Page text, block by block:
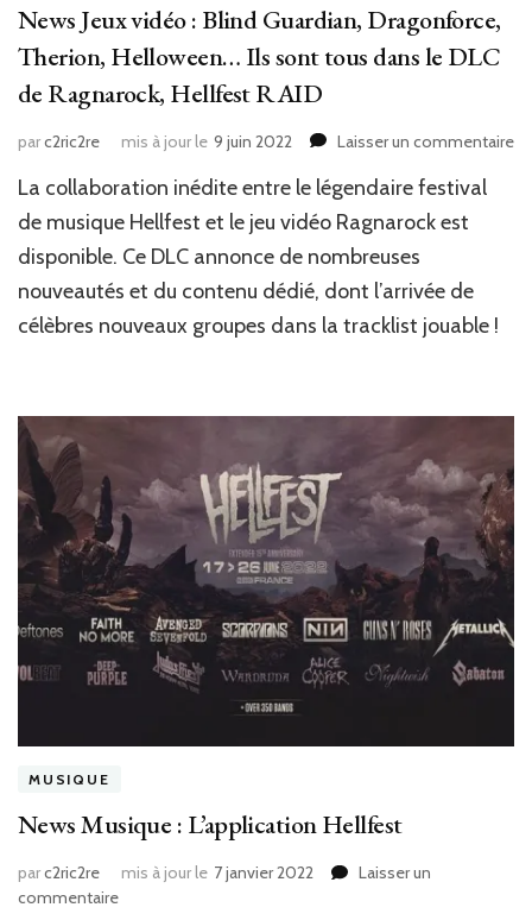
News Jeux vidéo : Blind Guardian, Dragonforce,
Therion, Helloween… Ils sont tous dans le DLC
de Ragnarock, Hellfest RAID
parc2ric2re mis à jour le 9 juin 2022 Laisser un commentaire
le
La collaboration inédite entre le légendaire festival
de musique Hellfest et le jeu vidéo Ragnarock est
disponible. Ce DLC annonce de nombreuses
nouveautés et du contenu dédié, dont l’arrivée de
célèbres nouveaux groupes dans la tracklist jouable !
MUSIQUE
News Musique : L’application Hellfest
parc2ric2re mis à jour le 7 janvier 2022
Laisser un
commentairesur